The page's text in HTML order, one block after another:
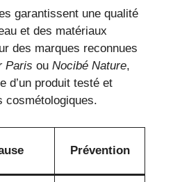
garantissent une qualité
et des matériaux
des marques reconnues
Paris ou Nocibé Nature,
d’un produit testé et
cosmétologiques.
Prévention